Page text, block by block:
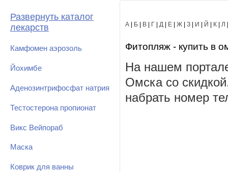
Развернуть каталог
лекарств
Камфомен аэрозоль
Йохимбе
Аденозинтрифосфат натрия
Тестостерона пропионат
Викс Вейпораб
Маска
Коврик для ванны
А Б В Г Д Е Ж З И Й К Л
Фитопляж - купить в
На нашем
Омска со
набрать номер